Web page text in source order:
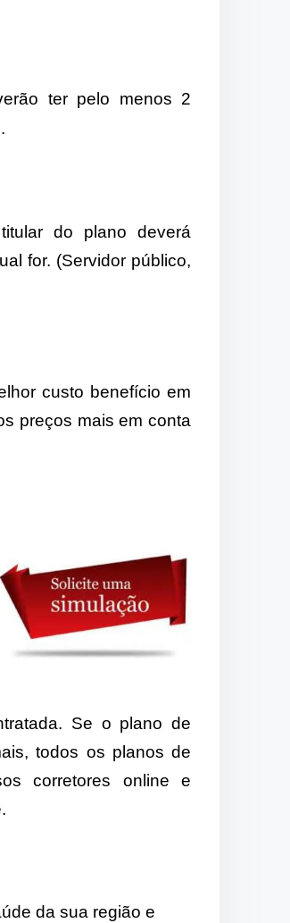
ter pelo menos 2
do plano deverá
for. (Servidor público,
custo benefício em
preços mais em conta
Se o plano de
todos os planos de
corretores online e
da sua região e